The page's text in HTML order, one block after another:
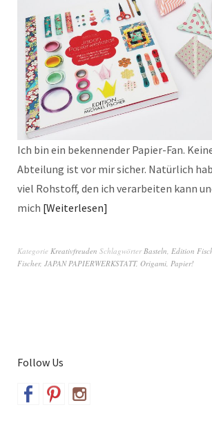
Ich bin ein bekennender Papier-Fan.
Abteilung ist vor mir sicher. Natürlich
viel Rohstoff, den ich verarbeiten kann
mich Weiterlesen
Kategorie Kreativfreuden Schlagwörter Basteln Edition
Fischer, JAPAN PAPIERWERKSTATT, Origami Papier!
Follow Us